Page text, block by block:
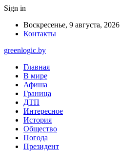
Sign in
Воскресенье, 9 августа, 2026
Контакты
greenlogic.by
Главная
В мире
Афиша
Граница
ДТП
Интересное
История
Общество
Погода
Президент